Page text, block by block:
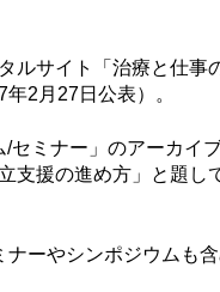
ルサイト「治療と仕事
2月27日公表）。
ミナー」のアーカイ
支援の進め方」と題
ーやシンポジウムも含